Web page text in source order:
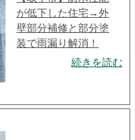
が低下した住宅→外
壁部分補修と部分塗
装で雨漏り解消！
続きを読む